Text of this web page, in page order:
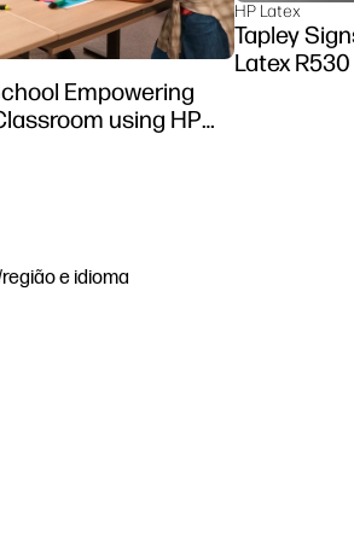
Empowering
using HP
HP Latex
Tapley
Latex
e idioma